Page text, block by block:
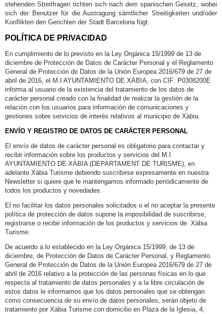
stehenden Streitfragen richten sich nach dem spanischen Gesetz, wobei
sich der Benutzer für die Austragung sämtlicher Streitigkeiten und/oder
Konflikten den Gerichten der Stadt Barcelona fügt.
POLÍTICA DE PRIVACIDAD
En cumplimiento de lo previsto en la Ley Orgánica 15/1999 de 13 de
diciembre de Protección de Datos de Carácter Personal y el Reglamento
General de Protección de Datos de la Unión Europea 2016/679 de 27 de
abril de 2016, el M.I AYUNTAMIENTO DE XÀBIA, con CIF: P0308200E
informa al usuario de la existencia del tratamiento de los datos de
carácter personal creado con la finalidad de realizar la gestión de la
relación con los usuarios para información de comunicaciones y
gestiones sobre servicios de interés relativos al municipio de Xàbia.
ENVÍO Y REGISTRO DE DATOS DE CARÁCTER PERSONAL
El envío de datos de carácter personal es obligatorio para contactar y
recibir información sobre los productos y servicios del M.I
AYUNTAMIENTO DE XÀBIA (DEPARTAMENT DE TURISME), en
adelante Xàbia Turisme debiendo suscribirse expresamente en nuestra
Newsletter si quiere que le mantengamos informado periódicamente de
todos los productos y novedades.
El no facilitar los datos personales solicitados o el no aceptar la presente
política de protección de datos supone la imposibilidad de suscribirse,
registrarse o recibir información de los productos y servicios de Xàbia
Turisme.
De acuerdo a lo establecido en la Ley Orgánica 15/1999, de 13 de
diciembre, de Protección de Datos de Carácter Personal, y Reglamento
General de Protección de Datos de la Unión Europea 2016/679 de 27 de
abril de 2016 relativo a la protección de las personas físicas en lo que
respecta al tratamiento de datos personales y a la libre circulación de
estos datos le informamos que los datos personales que se obtengan
como consecuencia de su envío de datos personales, serán objeto de
tratamiento por Xàbia Turisme con domicilio en Plaza de la Iglesia, 4,